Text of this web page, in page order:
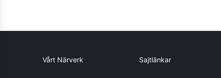
Vårt Närverk Sajtlänkar